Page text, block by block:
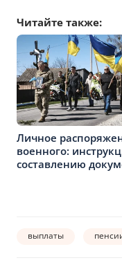
Читайте также:
Личное
военного:
составлению
выплаты